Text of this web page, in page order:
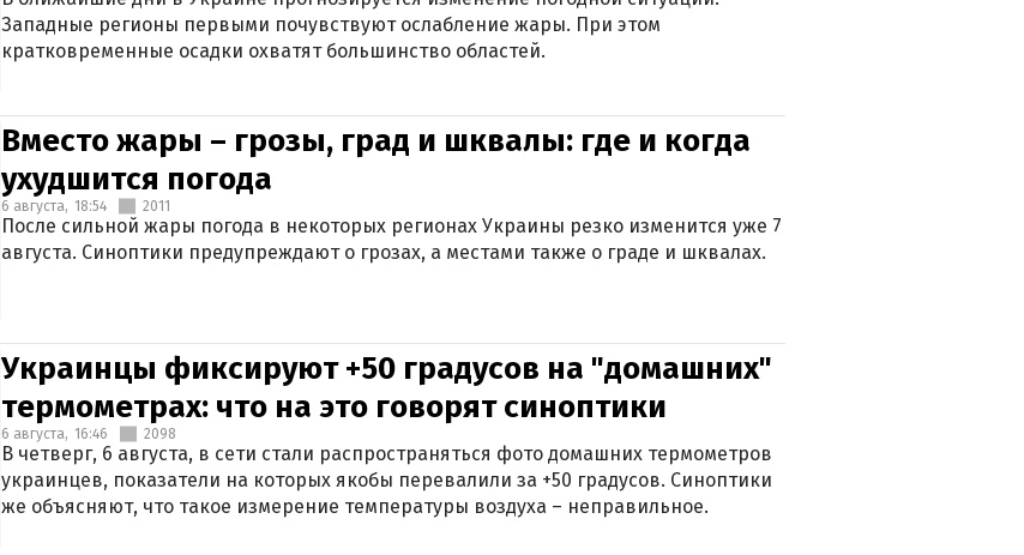
Западные регионы первыми почувствуют ослабление жары. При этом
кратковременные осадки охватят большинство областей.
Вместо жары – грозы, град и шквалы: где и когда
ухудшится погода
6 августа, 18:54 2011
После сильной жары погода в некоторых регионах Украины резко изменится уже 7
августа. Синоптики предупреждают о грозах, а местами также о граде и шквалах.
Украинцы фиксируют +50 градусов на "домашних"
термометрах: что на это говорят синоптики
6 августа, 16:46 2098
В четверг, 6 августа, в сети стали распространяться фото домашних термометров
украинцев, показатели на которых якобы перевалили за +50 градусов. Синоптики
же объясняют, что такое измерение температуры воздуха – неправильное.